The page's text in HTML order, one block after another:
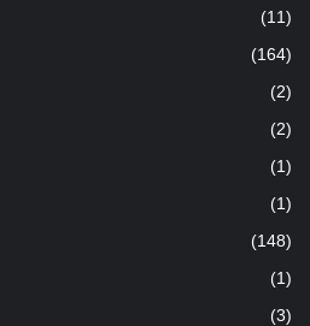
(11)
(164)
(2)
(2)
(1)
(1)
(148)
(1)
(3)